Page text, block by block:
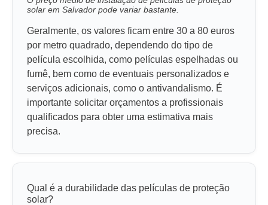
solar em Salvador pode variar bastante.
Geralmente, os valores ficam entre 30 a 80 euros
por metro quadrado, dependendo do tipo de
película escolhida, como películas espelhadas ou
fumê, bem como de eventuais personalizados e
serviços adicionais, como o antivandalismo. É
importante solicitar orçamentos a profissionais
qualificados para obter uma estimativa mais
precisa.
Qual é a durabilidade das películas de proteção
solar?